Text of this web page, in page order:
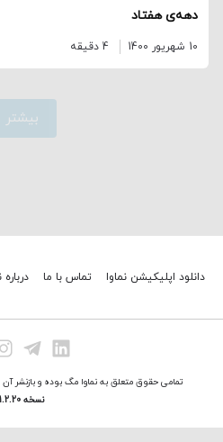
دهه‌‌ی هفتاد
10 شهریور 1400 4 دقیقه
بیشتر
دانلود اپلیکیشن نماوا تماس با ما درباره
تمامی حقوق متعلق به نماوا مگ بوده و بازنشر
نسخه 1.2.20